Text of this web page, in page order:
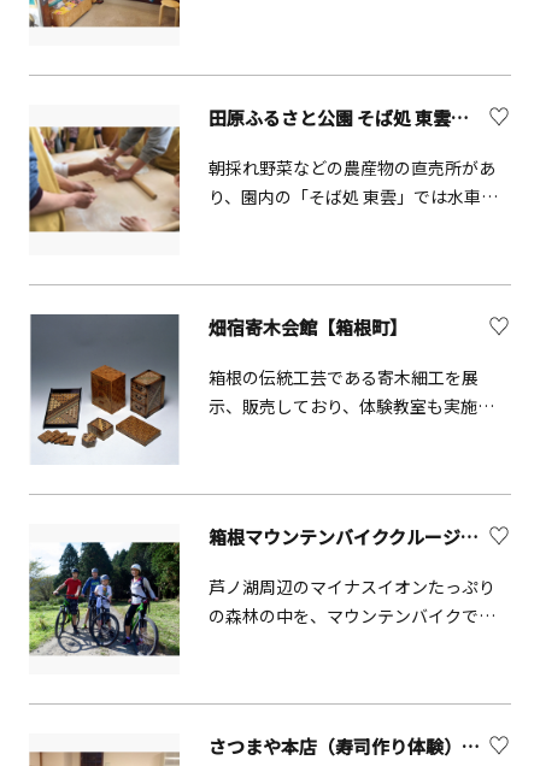
手作業で製作し、新造船のみならず、
結婚、子供の誕生・節句、還暦祝いな
どに喜ばれています。世界で一つのオ
リジナルを作ってみてはいかがでしょ
うか
田原ふるさと公園 そば処 東雲【秦野市】
朝採れ野菜などの農産物の直売所があ
り、園内の「そば処 東雲」では水車小
打つ「手打ちそば体験」もできます。
畑宿寄木会館【箱根町】
箱根の伝統工芸である寄木細工を展
示、販売しており、体験教室も実施し
箱根マウンテンバイククルージング
芦ノ湖周辺のマイナスイオンたっぷり
の森林の中を、マウンテンバイクで巡
さつまや本店（寿司作り体験）【藤沢市】